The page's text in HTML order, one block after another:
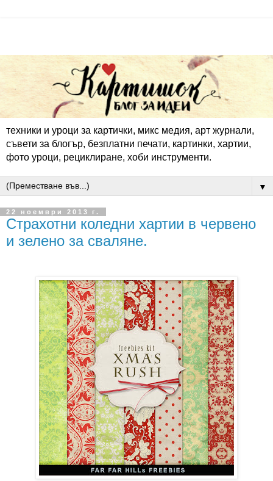
техники и уроци за картички, микс медия, арт журнали,
съвети за блогър, безплатни печати, картинки, хартии,
фото уроци, рециклиране, хоби инструменти.
▼
22 ноември 2013 г.
Страхотни коледни хартии в червено
и зелено за сваляне.